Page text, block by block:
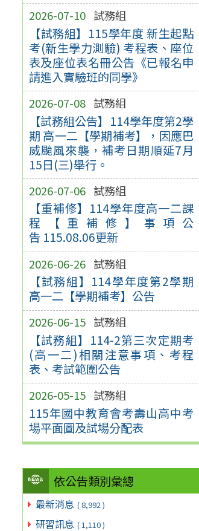
2026-07-10 試務組
【試務組】115學年度 新生起點
考(新生學力測驗) 考程表、座位
表及座位表名冊公告《已報名申
請進入實驗班的同學》
2026-07-08 試務組
【試務組公告】114學年度第2學
期 高一二【學期補考】，因應巴
威颱風來襲，補考日期順延7月
15日(三)舉行。
2026-07-06 試務組
【重補修】114學年度高一二課
程【重補修】事項公
告 115.08.06更新
2026-06-26 試務組
【試務組】114學年度第2學期
高一二【學期補考】公告
2026-06-15 試務組
【試務組】114-2第三次定期考
(高一二)相關注意事項、考程
表、考試範圍公告
2026-05-15 試務組
115年國中教育會考壽山高中考
場平面圖及試場分配表
依公告類別彙總
最新消息 ( 8,992 )
研習訊息 ( 1,110 )